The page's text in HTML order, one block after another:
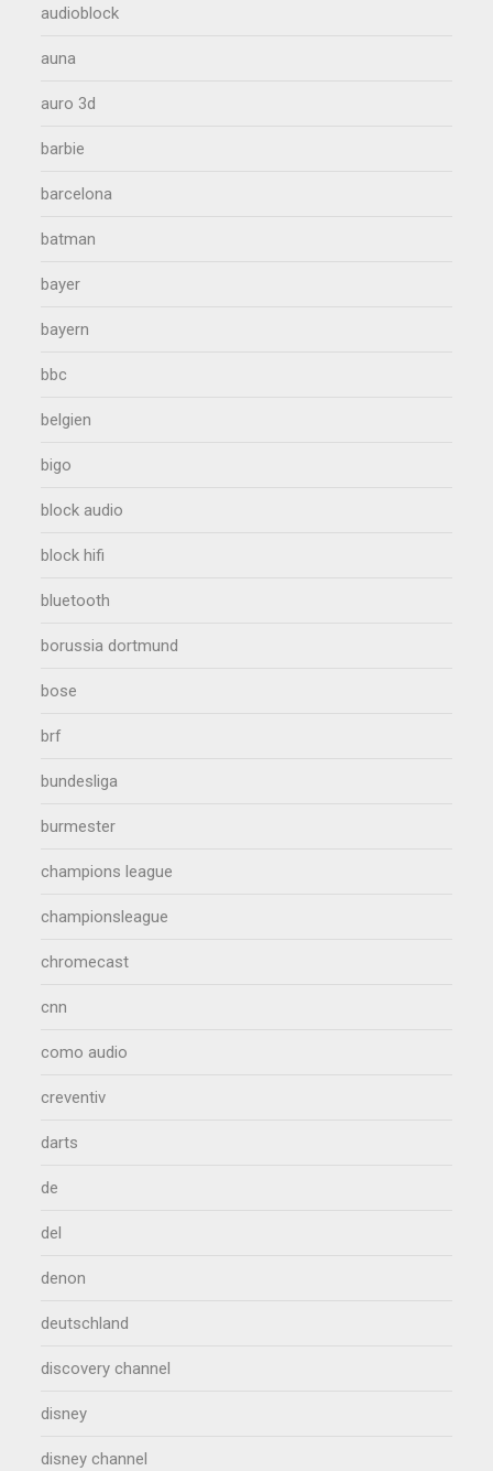
audioblock
auna
auro 3d
barbie
barcelona
batman
bayer
bayern
bbc
belgien
bigo
block audio
block hifi
bluetooth
borussia dortmund
bose
brf
bundesliga
burmester
champions league
championsleague
chromecast
cnn
como audio
creventiv
darts
de
del
denon
deutschland
discovery channel
disney
disney channel